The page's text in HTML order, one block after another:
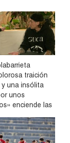
traición
y una insólita
unos
enciende las